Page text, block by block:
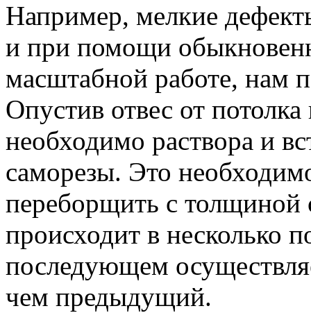
Например, мелкие
и при помощи
масштабной работе, нам
Опустив отвес от
необходимо раствора и
саморезы. Это
переборщить с толщиной
происходит в несколько
последующем
чем предыдущий.